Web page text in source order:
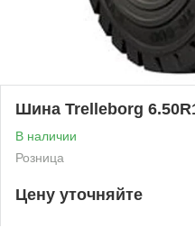
Шина Trelleborg
В наличии
Розница
Цену уточняйте